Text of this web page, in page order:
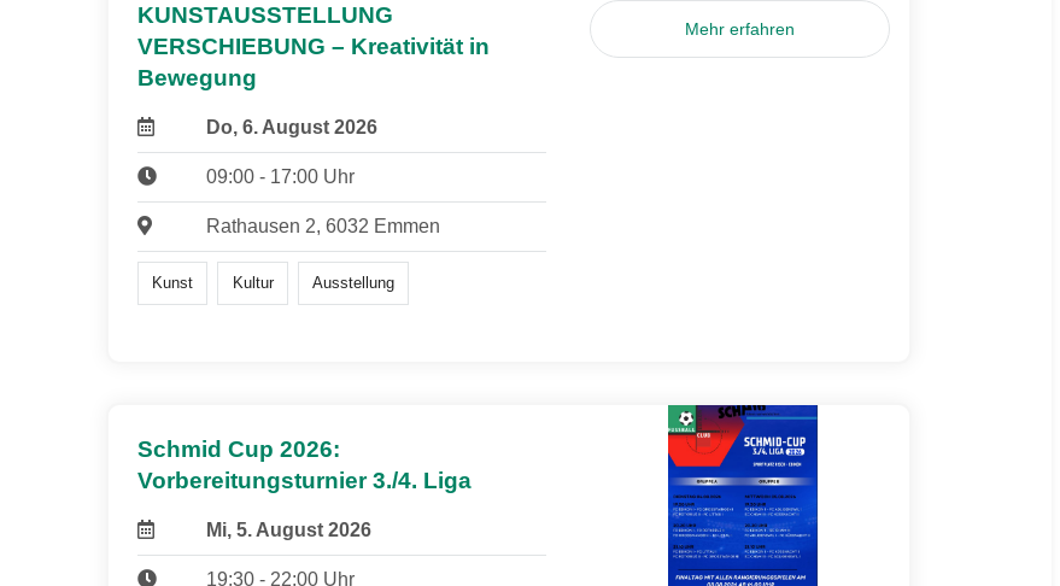
KUNSTAUSSTELLUNG
VERSCHIEBUNG – Kreativität in
Bewegung
Do, 6. August 2026
09:00 - 17:00 Uhr
Rathausen 2, 6032 Emmen
Kunst Kultur Ausstellung
Mehr erfahren
Schmid Cup 2026:
Vorbereitungsturnier 3./4. Liga
Mi, 5. August 2026
19:30 - 22:00 Uhr